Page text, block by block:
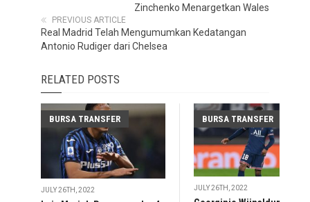
Zinchenko Menargetkan Wales
PREVIOUS ARTICLE
Real Madrid Telah Mengumumkan Kedatangan
Antonio Rudiger dari Chelsea
RELATED POSTS
BURSA TRANSFER
JULY 26TH, 2022
BURSA TRANSFER
JULY 26TH, 2022